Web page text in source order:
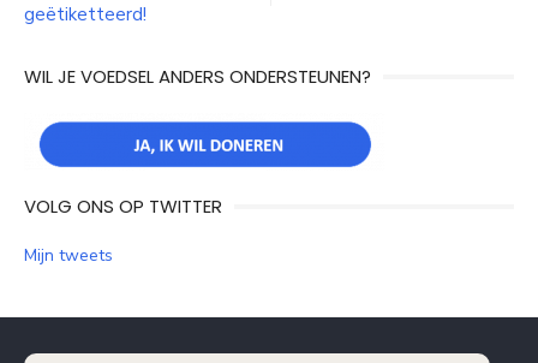
geëtiketteerd!
WIL JE VOEDSEL ANDERS ONDERSTEUNEN?
VOLG ONS OP TWITTER
Mijn tweets